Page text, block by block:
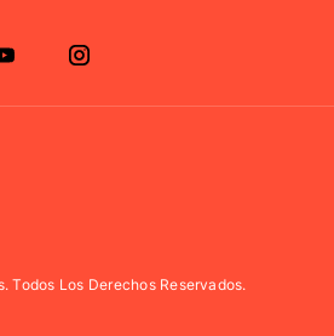
Todos Los Derechos Reservados.